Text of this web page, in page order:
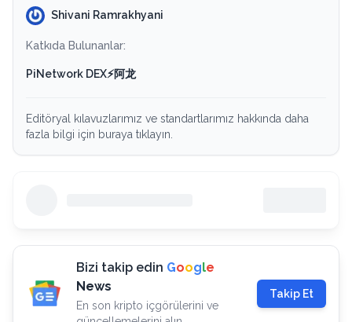
Shivani Ramrakhyani
Katkıda Bulunanlar:
PiNetwork DEX⚡️阿龙
Editöryal kılavuzlarımız ve standartlarımız hakkında daha
fazla bilgi için buraya tıklayın.
Bizi takip edin Google
News
En son kripto içgörülerini ve
Takip Et